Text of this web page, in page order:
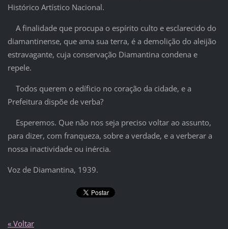
Histórico Artístico Nacional.
A finalidade que procupa o espírito culto e esclarecido do
diamantinense, que ama sua terra, é a demolição do aleijão
estravagante, cuja conservação Diamantina condena e
repele.
Todos querem o edíficio no coração da cidade, e a
Prefeitura dispõe de verba?
Esperemos. Que não nos seja preciso voltar ao assunto,
para dizer, com franqueza, sobre a verdade, e a verberar a
nossa inactividade ou inércia.
Voz de Diamantina, 1939.
« Voltar